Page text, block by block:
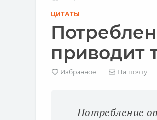
ЦИТАТЫ
приводит
Избранное На почту
Потребление